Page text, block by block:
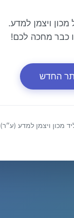
מכון ויצמן למדע.
כבר מחכה לכם!
החדש
מכון ויצמן למדע (ע״ר)